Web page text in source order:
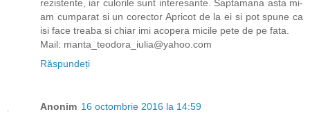
rezistente, iar culorile sunt interesante. Saptamana asta mi-
am cumparat si un corector Apricot de la ei si pot spune ca
isi face treaba si chiar imi acopera micile pete de pe fata.
Mail: manta_teodora_iulia@yahoo.com
Răspundeți
Anonim 16 octombrie 2016 la 14:59